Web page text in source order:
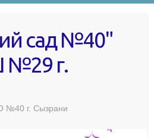
сад №40"
№29 г.
№40 г. Сызрани